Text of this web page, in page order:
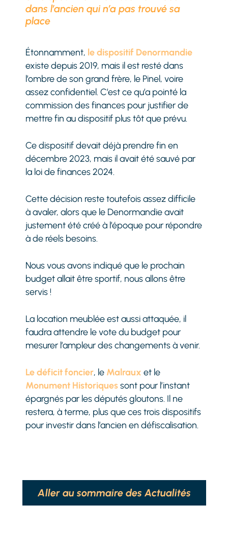
dans l’ancien qui n’a pas trouvé sa
place
Étonnamment, le dispositif Denormandie
existe depuis 2019, mais il est resté dans
l’ombre de son grand frère, le Pinel, voire
assez confidentiel. C’est ce qu’a pointé la
commission des finances pour justifier de
mettre fin au dispositif plus tôt que prévu.
Ce dispositif devait déjà prendre fin en
décembre 2023, mais il avait été sauvé par
la loi de finances 2024.
Cette décision reste toutefois assez difficile
à avaler, alors que le Denormandie avait
justement été créé à l’époque pour répondre
à de réels besoins.
Nous vous avons indiqué que le prochain
budget allait être sportif, nous allons être
servis !
La location meublée est aussi attaquée, il
faudra attendre le vote du budget pour
mesurer l’ampleur des changements à venir.
Le déficit foncier, le Malraux et le
Monument Historiquessont pour l’instant
épargnés par les députés gloutons. Il ne
restera, à terme, plus que ces trois dispositifs
pour investir dans l’ancien en défiscalisation.
Aller au sommaire des Actualités